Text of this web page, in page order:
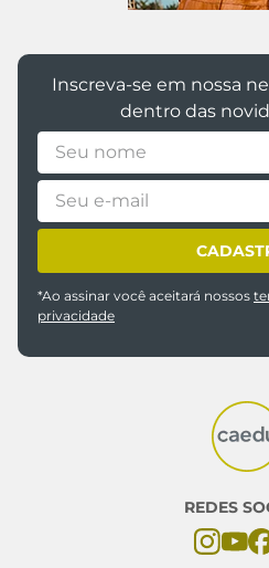
Inscreva-se em nossa
dentro das
*Ao assinar você aceitará nossos
privacidade
REDES